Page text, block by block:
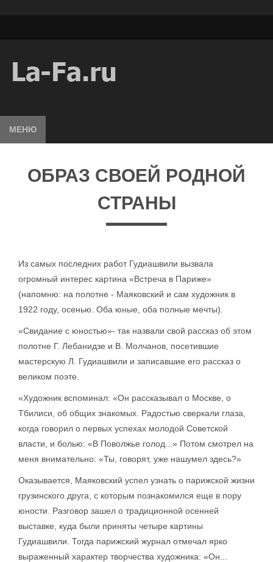
МЕНЮ
ОБРАЗ СВОЕЙ РОДНОЙ
СТРАНЫ
Из самых последних работ Гудиашвили вызвала
огромный интерес картина «Встреча в Париже»
(напомню: на полотне - Маяковский и сам художник в
1922 году, осенью. Оба юные, оба полные мечты).
«Свидание с юностью»- так назвали свой рассказ об этом
полотне Г. Лебанидзе и В. Молчанов, посетившие
мастерскую Л. Гудиашвили и записавшие его рассказ о
великом поэте.
«Художник вспоминал: «Он рассказывал о Москве, о
Тбилиси, об общих знакомых. Радостью сверкали глаза,
когда говорил о первых успехах молодой Советской
власти, и болью: «В Поволжье голод...» Потом смотрел на
меня внимательно: «Ты, говорят, уже нашумел здесь?»
Оказывается, Маяковский успел узнать о парижской жизни
грузинского друга, с которым познакомился еще в пору
юности. Разговор зашел о традиционной осенней
выставке, куда были приняты четыре картины
Гудиашвили. Тогда парижский журнал отмечал ярко
выраженный характер творчества художника: «Он...